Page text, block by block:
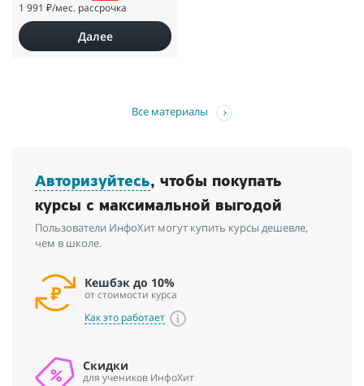
1 991 ₽/мес. рассрочка
Далее
Все материалы
Авторизуйтесь, чтобы покупать
курсы с максимальной выгодой
Пользователи ИнфоХит могут купить курсы дешевле,
чем в школе.
Кешбэк до 10%
от стоимости курса
Как это работает
Скидки
для учеников ИнфоХит